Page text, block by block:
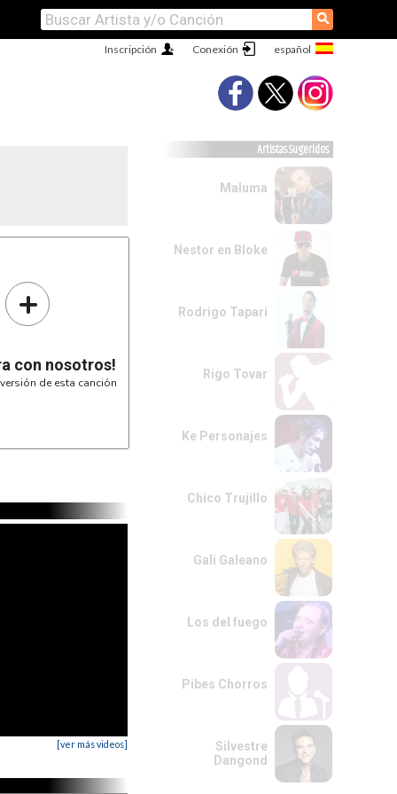
⚲
Conexión
Inscripción
+
con nosotros!
de esta canción
[ver más videos]
Artistas Sugeridos
Maluma
Nestor en Bloke
Rodrigo Tapari
Rigo Tovar
Ke Personajes
Chico Trujillo
Gali Galeano
Los del fuego
Pibes Chorros
Silvestre
Dangond